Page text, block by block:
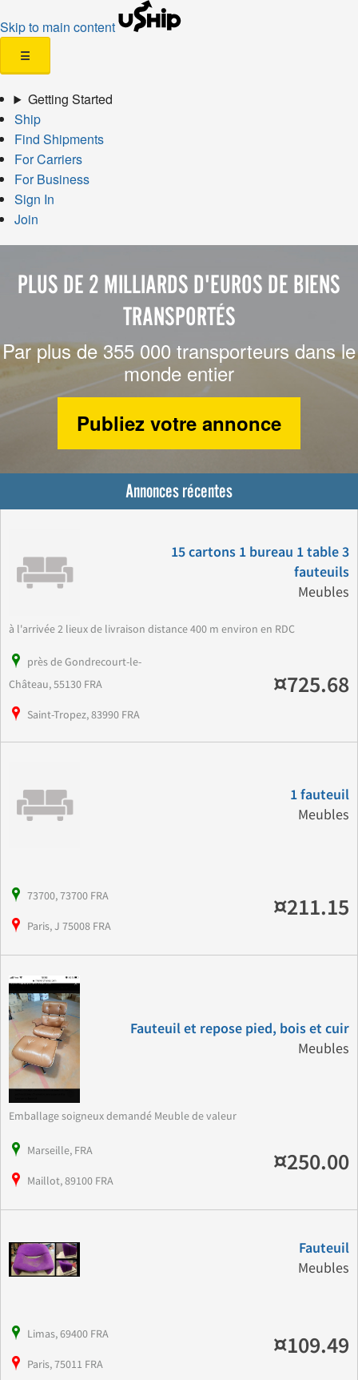
Skip to main content
☰
Getting Started
Ship
Find Shipments
For Carriers
For Business
Sign In
Join
PLUS DE 2 MILLIARDS D'EUROS DE BIENS
TRANSPORTÉS
Par plus de 355 000 transporteurs dans le
monde entier
Publiez votre annonce
Annonces récentes
15 cartons 1 bureau 1 table 3
fauteuils
Meubles
à l'arrivée 2 lieux de livraison distance 400 m environ en RDC
près de Gondrecourt-le-
Château, 55130 FRA
Saint-Tropez, 83990 FRA
¤725.68
1 fauteuil
Meubles
73700, 73700 FRA
Paris, J 75008 FRA
¤211.15
Fauteuil et repose pied, bois et cuir
Meubles
Emballage soigneux demandé Meuble de valeur
Marseille, FRA
Maillot, 89100 FRA
¤250.00
Fauteuil
Meubles
Limas, 69400 FRA
Paris, 75011 FRA
¤109.49